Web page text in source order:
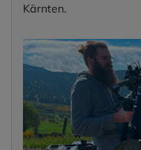
Kärnten.